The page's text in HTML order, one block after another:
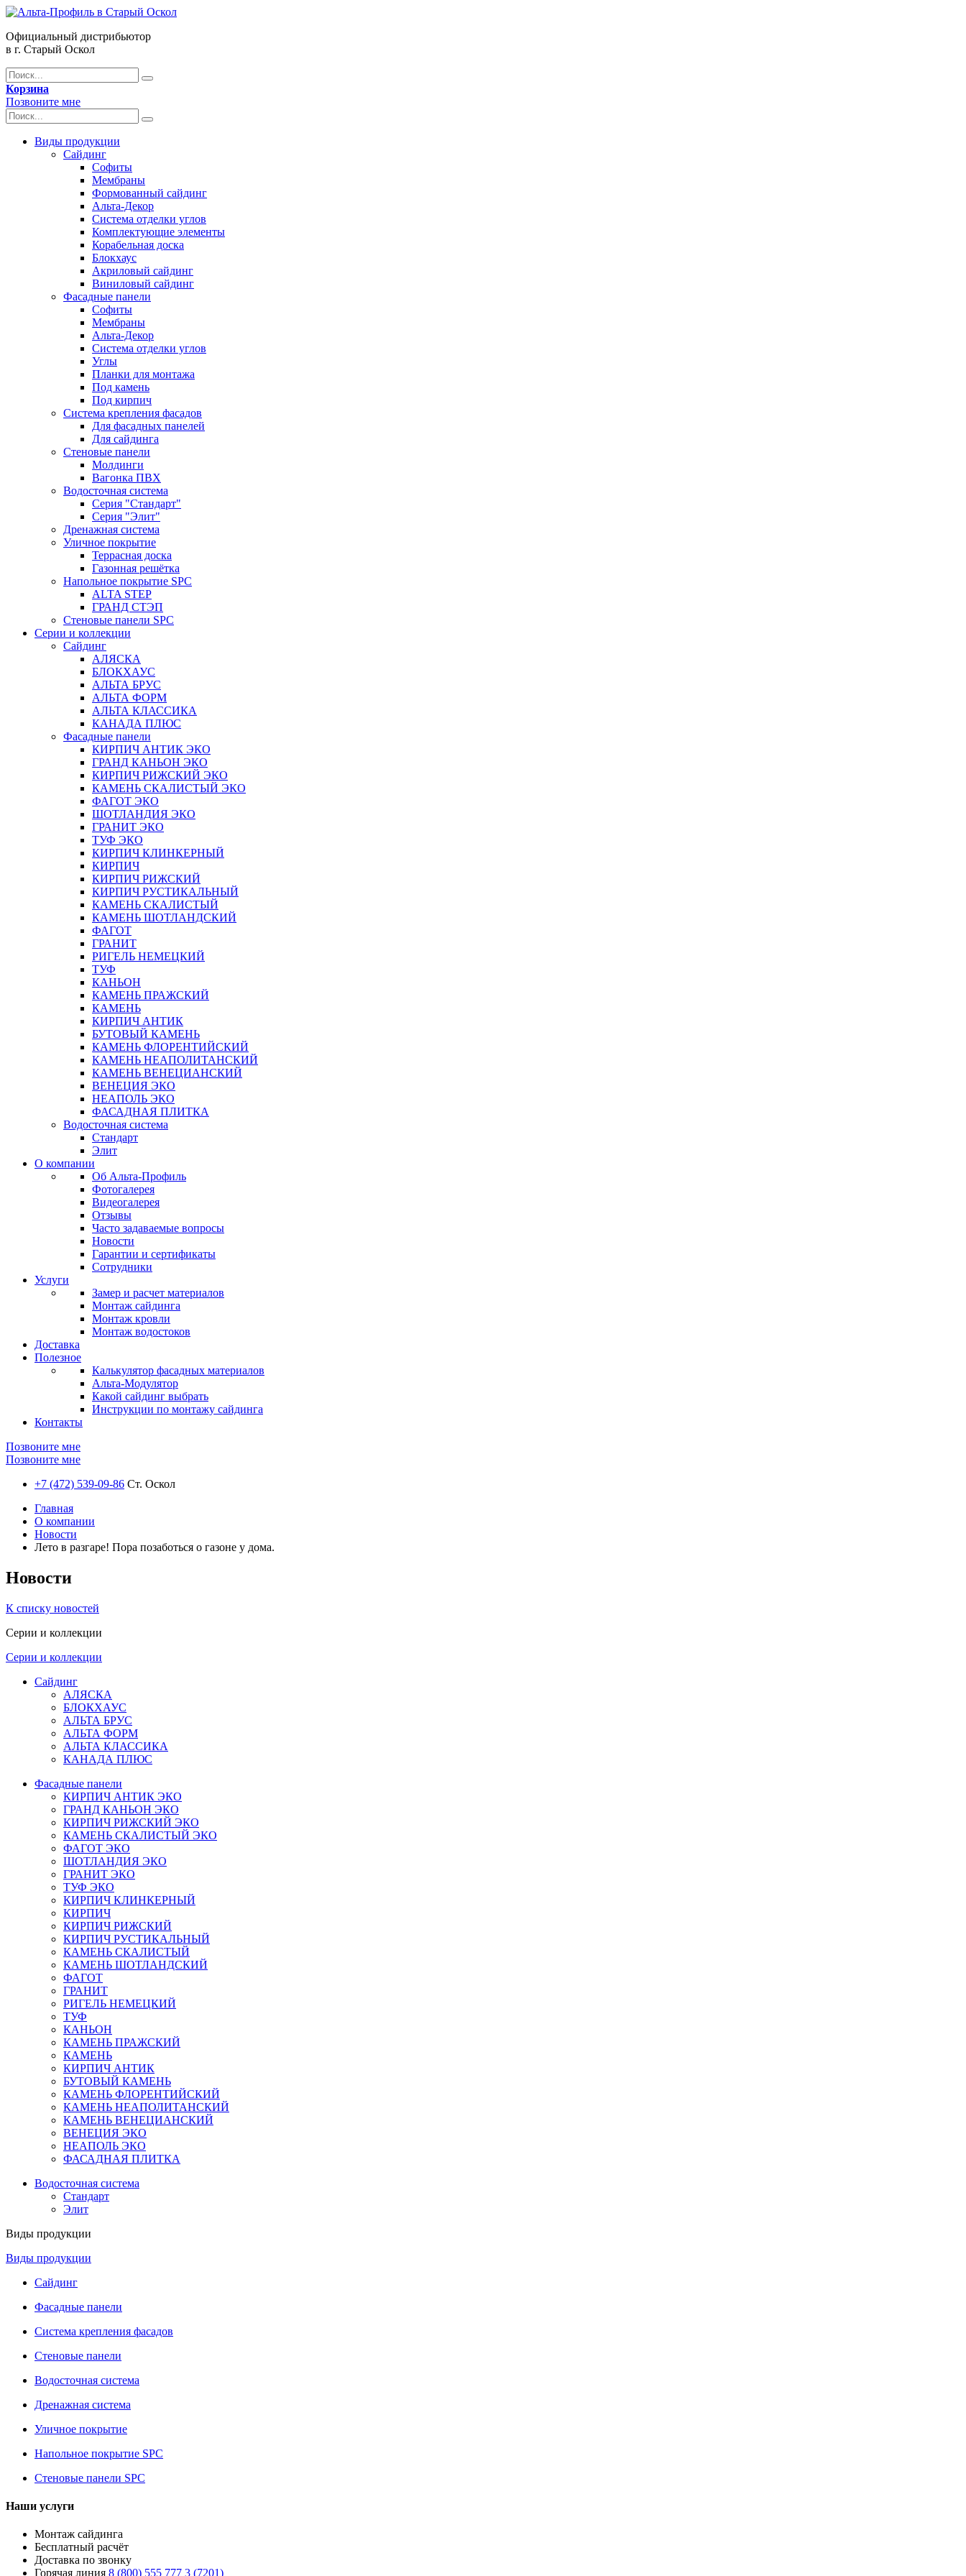
Официальный дистрибьютор
в г. Старый Оскол
Корзина
Позвоните мне
Виды продукции
Сайдинг
Софиты
Мембраны
Формованный сайдинг
Альта-Декор
Система отделки углов
Комплектующие элементы
Корабельная доска
Блокхаус
Акриловый сайдинг
Виниловый сайдинг
Фасадные панели
Софиты
Мембраны
Альта-Декор
Система отделки углов
Углы
Планки для монтажа
Под камень
Под кирпич
Система крепления фасадов
Для фасадных панелей
Для сайдинга
Стеновые панели
Молдинги
Вагонка ПВХ
Водосточная система
Серия "Стандарт"
Серия "Элит"
Дренажная система
Уличное покрытие
Террасная доска
Газонная решётка
Напольное покрытие SPC
ALTA STEP
ГРАНД СТЭП
Стеновые панели SPC
Серии и коллекции
Сайдинг
АЛЯСКА
БЛОКХАУС
АЛЬТА БРУС
АЛЬТА ФОРМ
АЛЬТА КЛАССИКА
КАНАДА ПЛЮС
Фасадные панели
КИРПИЧ АНТИК ЭКО
ГРАНД КАНЬОН ЭКО
КИРПИЧ РИЖСКИЙ ЭКО
КАМЕНЬ СКАЛИСТЫЙ ЭКО
ФАГОТ ЭКО
ШОТЛАНДИЯ ЭКО
ГРАНИТ ЭКО
ТУФ ЭКО
КИРПИЧ КЛИНКЕРНЫЙ
КИРПИЧ
КИРПИЧ РИЖСКИЙ
КИРПИЧ РУСТИКАЛЬНЫЙ
КАМЕНЬ СКАЛИСТЫЙ
КАМЕНЬ ШОТЛАНДСКИЙ
ФАГОТ
ГРАНИТ
РИГЕЛЬ НЕМЕЦКИЙ
ТУФ
КАНЬОН
КАМЕНЬ ПРАЖСКИЙ
КАМЕНЬ
КИРПИЧ АНТИК
БУТОВЫЙ КАМЕНЬ
КАМЕНЬ ФЛОРЕНТИЙСКИЙ
КАМЕНЬ НЕАПОЛИТАНСКИЙ
КАМЕНЬ ВЕНЕЦИАНСКИЙ
ВЕНЕЦИЯ ЭКО
НЕАПОЛЬ ЭКО
ФАСАДНАЯ ПЛИТКА
Водосточная система
Стандарт
Элит
О компании
Об Альта-Профиль
Фотогалерея
Видеогалерея
Отзывы
Часто задаваемые вопросы
Новости
Гарантии и сертификаты
Сотрудники
Услуги
Замер и расчет материалов
Монтаж сайдинга
Монтаж кровли
Монтаж водостоков
Доставка
Полезное
Калькулятор фасадных материалов
Альта-Модулятор
Какой сайдинг выбрать
Инструкции по монтажу сайдинга
Контакты
Позвоните мне
Позвоните мне
+7 (472) 539-09-86 Ст. Оскол
Главная
О компании
Новости
Лето в разгаре! Пора позаботься о газоне у дома.
Новости
К списку новостей
Серии и коллекции
Серии и коллекции
Сайдинг
АЛЯСКА
БЛОКХАУС
АЛЬТА БРУС
АЛЬТА ФОРМ
АЛЬТА КЛАССИКА
КАНАДА ПЛЮС
Фасадные панели
КИРПИЧ АНТИК ЭКО
ГРАНД КАНЬОН ЭКО
КИРПИЧ РИЖСКИЙ ЭКО
КАМЕНЬ СКАЛИСТЫЙ ЭКО
ФАГОТ ЭКО
ШОТЛАНДИЯ ЭКО
ГРАНИТ ЭКО
ТУФ ЭКО
КИРПИЧ КЛИНКЕРНЫЙ
КИРПИЧ
КИРПИЧ РИЖСКИЙ
КИРПИЧ РУСТИКАЛЬНЫЙ
КАМЕНЬ СКАЛИСТЫЙ
КАМЕНЬ ШОТЛАНДСКИЙ
ФАГОТ
ГРАНИТ
РИГЕЛЬ НЕМЕЦКИЙ
ТУФ
КАНЬОН
КАМЕНЬ ПРАЖСКИЙ
КАМЕНЬ
КИРПИЧ АНТИК
БУТОВЫЙ КАМЕНЬ
КАМЕНЬ ФЛОРЕНТИЙСКИЙ
КАМЕНЬ НЕАПОЛИТАНСКИЙ
КАМЕНЬ ВЕНЕЦИАНСКИЙ
ВЕНЕЦИЯ ЭКО
НЕАПОЛЬ ЭКО
ФАСАДНАЯ ПЛИТКА
Водосточная система
Стандарт
Элит
Виды продукции
Виды продукции
Сайдинг
Фасадные панели
Система крепления фасадов
Стеновые панели
Водосточная система
Дренажная система
Уличное покрытие
Напольное покрытие SPC
Стеновые панели SPC
Наши услуги
Монтаж сайдинга
Бесплатный расчёт
Доставка по звонку
Горячая линия 8 (800) 555 777 3 (7201)